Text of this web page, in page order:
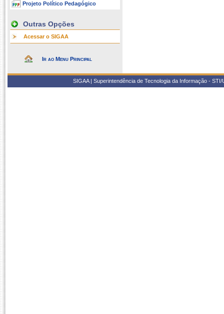
Projeto Político Pedagógico
Outras Opções
Acessar o SIGAA
Ir ao Menu Principal
SIGAA | Superintendência de Tecnologia da Informação -